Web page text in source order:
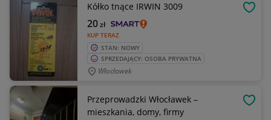
Kółko tnące IRWIN 3009
KUP TERAZ
20zł
STAN: NOWY
SPRZEDAJĄCY: OSOBA PRYWATNA
Włocławek
Przeprowadzki Włocławek –
mieszkania, domy, firmy